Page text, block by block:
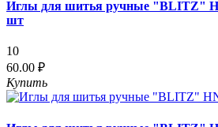
Иглы для шитья ручные "BLITZ"
шт
10
60.00 ₽
Купить